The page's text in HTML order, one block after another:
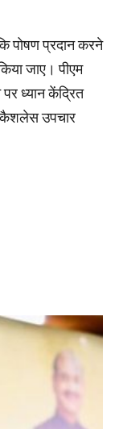
पोषण प्रदान करने
जाए। पीएम
ध्यान केंद्रित
उपचार